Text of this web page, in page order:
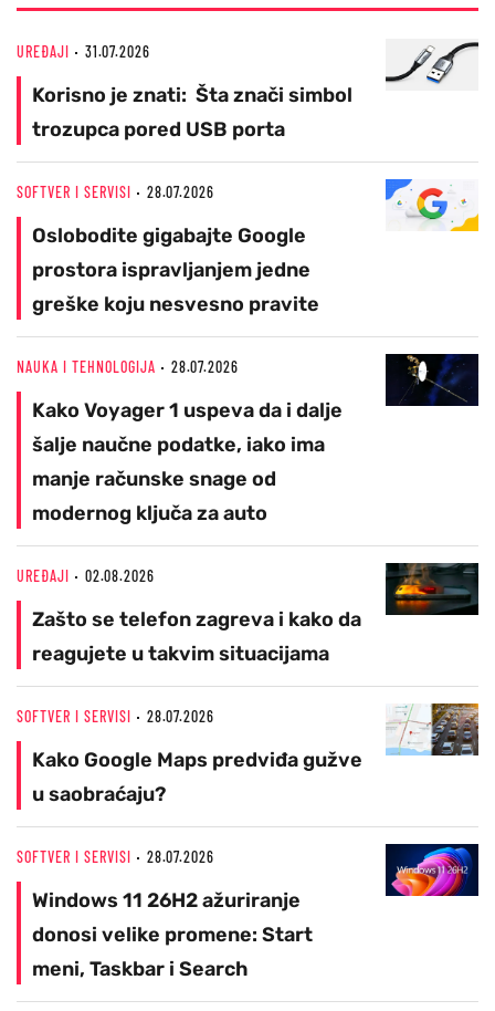
UREĐAJI 31.07.2026
Korisno je znati: Šta znači simbol
trozupca pored USB porta
SOFTVER I SERVISI 28.07.2026
Oslobodite gigabajte Google
prostora ispravljanjem jedne
greške koju nesvesno pravite
NAUKA I TEHNOLOGIJA 28.07.2026
Kako Voyager 1 uspeva da i dalje
šalje naučne podatke, iako ima
manje računske snage od
modernog ključa za auto
UREĐAJI 02.08.2026
Zašto se telefon zagreva i kako da
reagujete u takvim situacijama
SOFTVER I SERVISI 28.07.2026
Kako Google Maps predviđa gužve
u saobraćaju?
SOFTVER I SERVISI 28.07.2026
Windows 11 26H2 ažuriranje
donosi velike promene: Start
meni, Taskbar i Search